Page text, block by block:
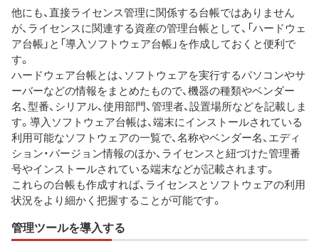
他にも、直接ライセンス管理に関係する台帳ではありません
が、ライセンスに関連する資産の管理台帳として、「ハードウェ
ア台帳」と「導入ソフトウェア台帳」を作成しておくと便利で
す。
ハードウェア台帳とは、ソフトウェアを実行するパソコンやサ
ーバーなどの情報をまとめたもので、機器の種類やベンダー
名、型番、シリアル、使用部門、管理者、設置場所などを記載しま
す。導入ソフトウェア台帳は、端末にインストールされている
利用可能なソフトウェアの一覧で、名称やベンダー名、エディ
ション・バージョン情報のほか、ライセンスと紐づけた管理番
号やインストールされている端末などが記載されます。
これらの台帳も作成すれば、ライセンスとソフトウェアの利用
状況をより細かく把握することが可能です。
管理ツールを導入する